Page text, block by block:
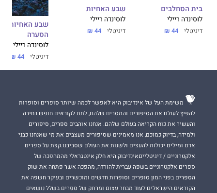
בית הסחלבים
לוסינדה ריילי
דיגיטלי 44 ₪
שבע האחיות
לוסינדה ריילי
דיגיטלי 44 ₪
הסערה
לוסינדה ריילי
דיגיטלי 44 ₪
משימת העל של אינדיבוק היא לאפשר לכמה שיותר סופרים וסופרות
להפיץ לעולם את הסיפורים והמסרים שלהם, לתת לקוראים חופש בחירה
והעשיר את כוח הקריאה בעולם שלהם. אנחנו אוהבים ספרים, סיפורים
ולמידה, בדיוק כמוכם, אנו מאמינים שסיפורים מעצבים את מי שאנחנו כבני
אדם ומילים יכולות להעצים ולשנות את העולם שסביבנו.קצת על ספרים
אלקטרוניים / דיגיטלייםאינדיבוק היא חלק אינטגראלי מהמהפכה של
ספרים אלקטרוניים בשפה עברית להורדה, מהפכה אשר פתחה את שוק
הספרים בפני המון סופרים וסופרות חדשים ומוכשרים ובעיקר חשפה את
הקוראים הישראלים לעוד מבחר עצום ומרתק של ספרים בשלל נושאים